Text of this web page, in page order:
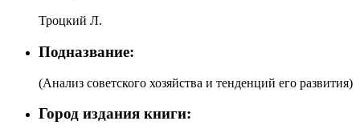
Троцкий Л.
Подназвание:
(Анализ советского хозяйства и тенденций его развития)
Город издания книги: